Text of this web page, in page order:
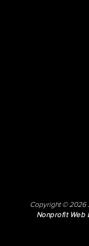
Copyright © 2026
Nonprofit Web